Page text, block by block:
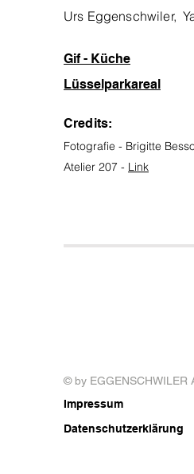
Urs Eggenschwiler,
Gif - Küche
Lüsselparkareal
Credits:
Fotografie - Brigitte
Atelier 207 - Link
© by EGGENSCHWILER
Impressum
Datenschutzerklärung